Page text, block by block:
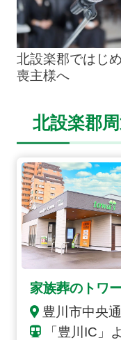
北設楽郡ではじ
喪主様へ
北設楽郡
家族葬のトワ
豊川市中央
「豊川IC」
豊川中央通の詳